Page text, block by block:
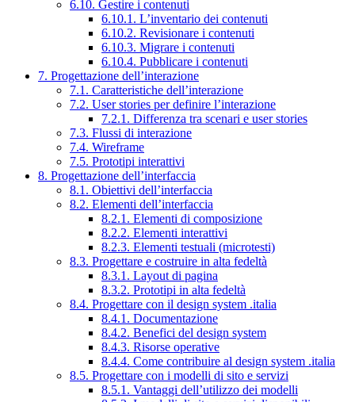
6.10. Gestire i contenuti
6.10.1. L’inventario dei contenuti
6.10.2. Revisionare i contenuti
6.10.3. Migrare i contenuti
6.10.4. Pubblicare i contenuti
7. Progettazione dell’interazione
7.1. Caratteristiche dell’interazione
7.2. User stories per definire l’interazione
7.2.1. Differenza tra scenari e user stories
7.3. Flussi di interazione
7.4. Wireframe
7.5. Prototipi interattivi
8. Progettazione dell’interfaccia
8.1. Obiettivi dell’interfaccia
8.2. Elementi dell’interfaccia
8.2.1. Elementi di composizione
8.2.2. Elementi interattivi
8.2.3. Elementi testuali (microtesti)
8.3. Progettare e costruire in alta fedeltà
8.3.1. Layout di pagina
8.3.2. Prototipi in alta fedeltà
8.4. Progettare con il design system .italia
8.4.1. Documentazione
8.4.2. Benefici del design system
8.4.3. Risorse operative
8.4.4. Come contribuire al design system .italia
8.5. Progettare con i modelli di sito e servizi
8.5.1. Vantaggi dell’utilizzo dei modelli